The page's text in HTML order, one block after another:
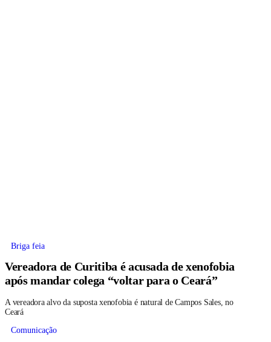
Briga feia
Vereadora de Curitiba é acusada de xenofobia
após mandar colega “voltar para o Ceará”
A vereadora alvo da suposta xenofobia é natural de Campos Sales, no
Ceará
Comunicação